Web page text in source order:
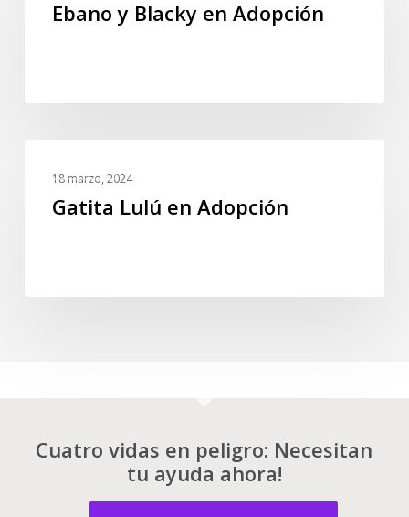
BlackyEbano y Blacky en Adopción
18 marzo, 2024
Gatita Lulú en Adopción
Cuatro vidas en peligro: Necesitan
tu ayuda ahora!